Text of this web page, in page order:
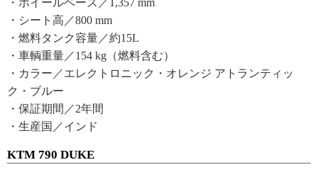
・ホイールベース／1,357 mm
・シート高／800 mm
・燃料タンク容量／約15L
・車輌重量／154 kg（燃料含む）
・カラー／エレクトロニック・オレンジ アトランティッ
ク・ブルー
・保証期間／2年間
・生産国／インド
KTM 790 DUKE